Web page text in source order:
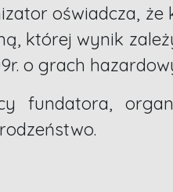
oświadcza,
której wynik
o grach
fundatora,